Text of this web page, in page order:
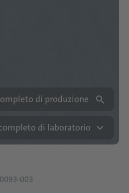
di produzione
di laboratorio
003